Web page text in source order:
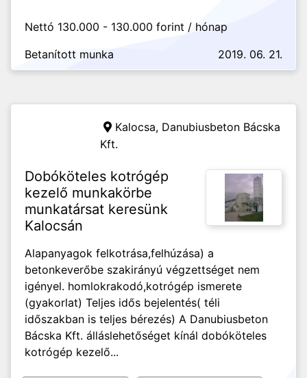
Nettó 130.000 - 130.000 forint / hónap
Betanított munka
2019. 06. 21.
Kalocsa, Danubiusbeton Bácska
Kft.
Dobóköteles kotrógép
kezelő munkakörbe
munkatársat keresünk
Kalocsán
Alapanyagok felkotrása,felhúzása) a
betonkeverőbe szakirányú végzettséget nem
igényel. homlokrakodó,kotrógép ismerete
(gyakorlat) Teljes idős bejelentés( téli
időszakban is teljes bérezés) A Danubiusbeton
Bácska Kft. álláslehetőséget kínál dobóköteles
kotrógép kezelő...